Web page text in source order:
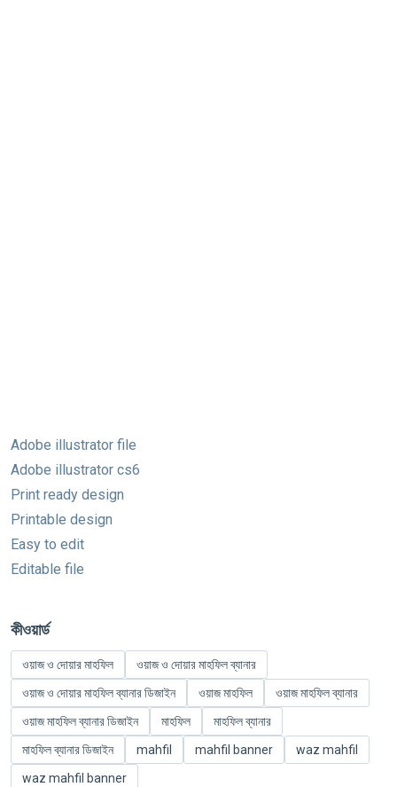
Adobe illustrator file
Adobe illustrator cs6
Print ready design
Printable design
Easy to edit
Editable file
কীওয়ার্ড
ওয়াজ ও দোয়ার মাহফিল
ওয়াজ ও দোয়ার মাহফিল ব্যানার
ওয়াজ ও দোয়ার মাহফিল ব্যানার ডিজাইন
ওয়াজ মাহফিল
ওয়াজ মাহফিল ব্যানার
ওয়াজ মাহফিল ব্যানার ডিজাইন
মাহফিল
মাহফিল ব্যানার
মাহফিল ব্যানার ডিজাইন
mahfil mahfil banner
waz mahfil
waz mahfil banner